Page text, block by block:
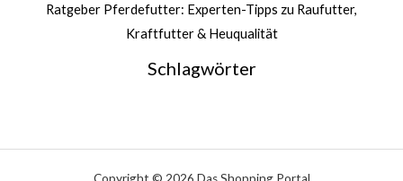
Ratgeber Pferdefutter: Experten-Tipps zu Raufutter,
Kraftfutter & Heuqualität
Schlagwörter
Copyright © 2026 Das Shopping Portal